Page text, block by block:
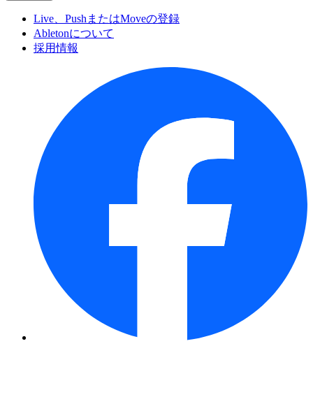
Live、PushまたはMoveの登録
Abletonについて
採用情報